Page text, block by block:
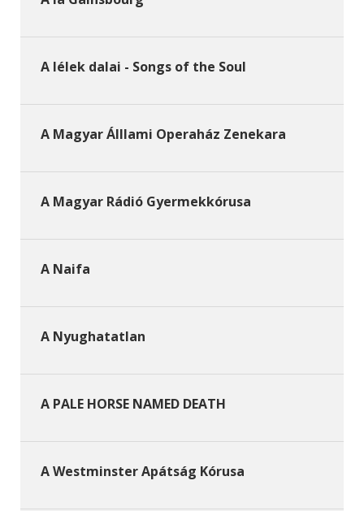
A lélek dalai - Songs of the Soul
A Magyar Álllami Operaház Zenekara
A Magyar Rádió Gyermekkórusa
A Naifa
A Nyughatatlan
A PALE HORSE NAMED DEATH
A Westminster Apátság Kórusa